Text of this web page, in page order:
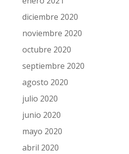
diciembre 2020
noviembre 2020
octubre 2020
septiembre 2020
agosto 2020
julio 2020
junio 2020
mayo 2020
abril 2020